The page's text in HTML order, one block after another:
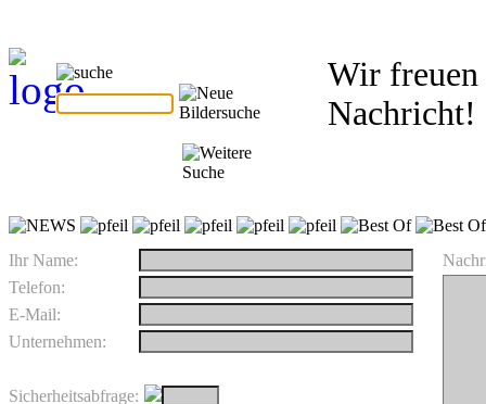
Wir freuen
Nachricht!
Ihr Name:
Telefon:
E-Mail:
Unternehmen:
Sicherheitsabfrage: